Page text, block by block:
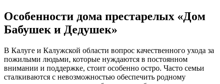
Особенности дома престарелых «Дом
Бабушек и Дедушек»
В Калуге и Калужской области вопрос качественного ухода за
пожилыми людьми, которые нуждаются в постоянном
внимании и поддержке, стоит особенно остро. Часто семьи
сталкиваются с невозможностью обеспечить родному